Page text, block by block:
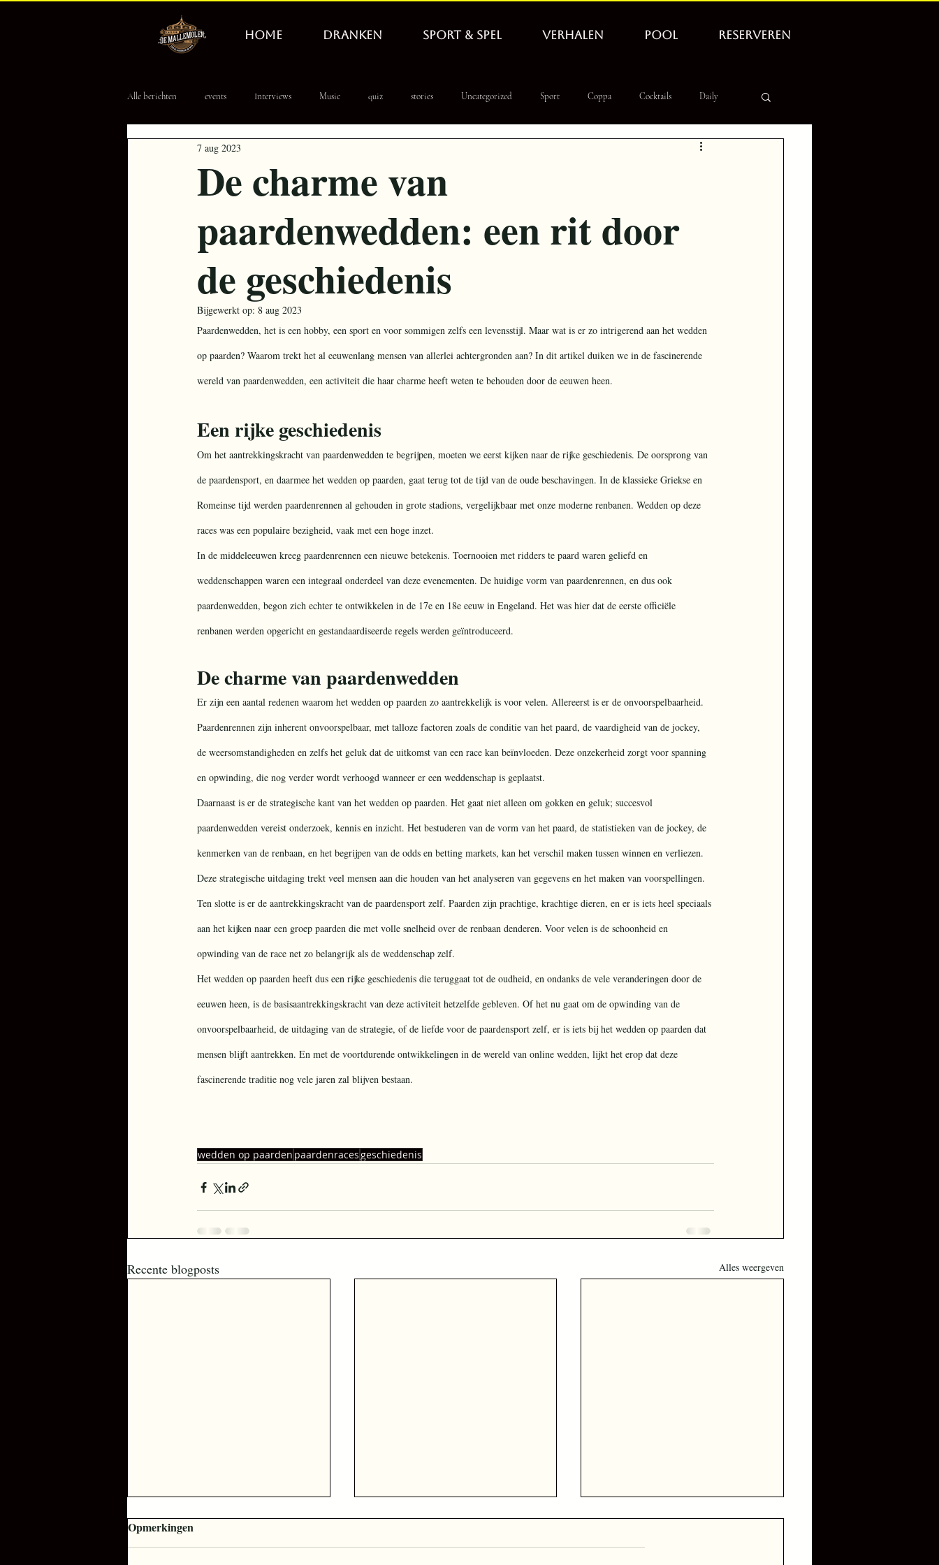
HOME DRANKEN SPORT & SPEL VERHALEN POOL RESERVEREN
Alle berichten events Interviews Music quiz stories Uncategorized Sport Coppa Cocktails Daily
Tourpoule
De charme van
paardenwedden: een rit door
de geschiedenis
7 aug 2023
Bijgewerkt op: 8 aug 2023
Paardenwedden, het is een hobby, een sport en voor sommigen zelfs een levensstijl. Maar wat is er zo intrigerend aan het wedden
op paarden? Waarom trekt het al eeuwenlang mensen van allerlei achtergronden aan? In dit artikel duiken we in de fascinerende
wereld van paardenwedden, een activiteit die haar charme heeft weten te behouden door de eeuwen heen.
Een rijke geschiedenis
Om het aantrekkingskracht van paardenwedden te begrijpen, moeten we eerst kijken naar de rijke geschiedenis. De oorsprong van
de paardensport, en daarmee het wedden op paarden, gaat terug tot de tijd van de oude beschavingen. In de klassieke Griekse en
Romeinse tijd werden paardenrennen al gehouden in grote stadions, vergelijkbaar met onze moderne renbanen. Wedden op deze
races was een populaire bezigheid, vaak met een hoge inzet.
In de middeleeuwen kreeg paardenrennen een nieuwe betekenis. Toernooien met ridders te paard waren geliefd en
weddenschappen waren een integraal onderdeel van deze evenementen. De huidige vorm van paardenrennen, en dus ook
paardenwedden, begon zich echter te ontwikkelen in de 17e en 18e eeuw in Engeland. Het was hier dat de eerste officiële
renbanen werden opgericht en gestandaardiseerde regels werden geïntroduceerd.
De charme van paardenwedden
Er zijn een aantal redenen waarom het wedden op paarden zo aantrekkelijk is voor velen. Allereerst is er de onvoorspelbaarheid.
Paardenrennen zijn inherent onvoorspelbaar, met talloze factoren zoals de conditie van het paard, de vaardigheid van de jockey,
de weersomstandigheden en zelfs het geluk dat de uitkomst van een race kan beïnvloeden. Deze onzekerheid zorgt voor spanning
en opwinding, die nog verder wordt verhoogd wanneer er een weddenschap is geplaatst.
Daarnaast is er de strategische kant van het wedden op paarden. Het gaat niet alleen om gokken en geluk; succesvol
paardenwedden vereist onderzoek, kennis en inzicht. Het bestuderen van de vorm van het paard, de statistieken van de jockey, de
kenmerken van de renbaan, en het begrijpen van de odds en betting markets, kan het verschil maken tussen winnen en verliezen.
Deze strategische uitdaging trekt veel mensen aan die houden van het analyseren van gegevens en het maken van voorspellingen.
Ten slotte is er de aantrekkingskracht van de paardensport zelf. Paarden zijn prachtige, krachtige dieren, en er is iets heel speciaals
aan het kijken naar een groep paarden die met volle snelheid over de renbaan denderen. Voor velen is de schoonheid en
opwinding van de race net zo belangrijk als de weddenschap zelf.
Het wedden op paarden heeft dus een rijke geschiedenis die teruggaat tot de oudheid, en ondanks de vele veranderingen door de
eeuwen heen, is de basisaantrekkingskracht van deze activiteit hetzelfde gebleven. Of het nu gaat om de opwinding van de
onvoorspelbaarheid, de uitdaging van de strategie, of de liefde voor de paardensport zelf, er is iets bij het wedden op paarden dat
mensen blijft aantrekken. En met de voortdurende ontwikkelingen in de wereld van online wedden, lijkt het erop dat deze
fascinerende traditie nog vele jaren zal blijven bestaan.
wedden op paarden paardenracesgeschiedenis
Recente blogposts Alles weergeven
Opmerkingen